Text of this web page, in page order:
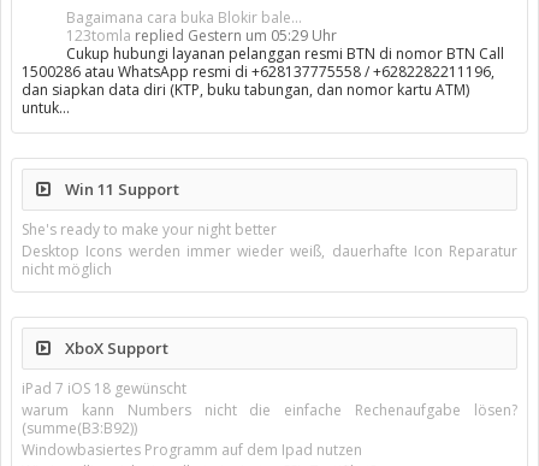
Bagaimana cara buka Blokir bale...
123tomla replied Gestern um 05:29 Uhr
Cukup hubungi layanan pelanggan resmi BTN di nomor BTN Call
1500286 atau WhatsApp resmi di +628137775558 / +6282282211196,
dan siapkan data diri (KTP, buku tabungan, dan nomor kartu ATM)
untuk…
Win 11 Support
She's ready to make your night better
Desktop Icons werden immer wieder weiß, dauerhafte Icon Reparatur
nicht möglich
XboX Support
iPad 7 iOS 18 gewünscht
warum kann Numbers nicht die einfache Rechenaufgabe lösen?
(summe(B3:B92))
Windowbasiertes Programm auf dem Ipad nutzen